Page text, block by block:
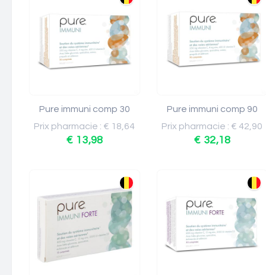
Pure immuni comp 30
Prix pharmacie : € 18,64
€ 13,98
Pure immuni comp 90
Prix pharmacie : € 42,90
€ 32,18